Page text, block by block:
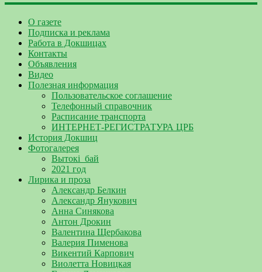
О газете
Подписка и реклама
Работа в Докшицах
Контакты
Объявления
Видео
Полезная информация
Пользовательское соглашение
Телефонный справочник
Расписание транспорта
ИНТЕРНЕТ-РЕГИСТРАТУРА ЦРБ
История Докшиц
Фотогалерея
Вытокі_бай
2021 год
Лирика и проза
Александр Белкин
Александр Янукович
Анна Синякова
Антон Дрокин
Валентина Щербакова
Валерия Пименова
Викентий Карпович
Виолетта Новицкая